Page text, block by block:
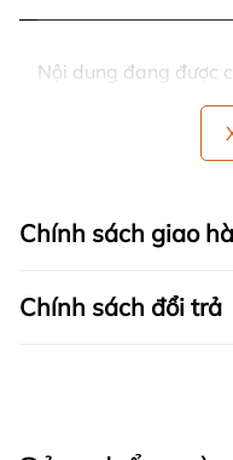
Nội dung đang được
Chính sách giao
Chính sách đổi trả